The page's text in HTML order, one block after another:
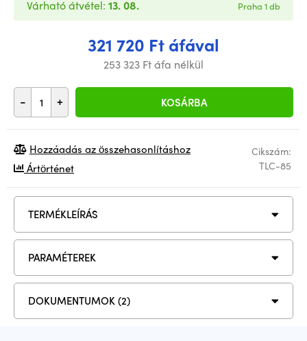
321 720 Ft áfával
253 323 Ft áfa nélkül
- + KOSÁRBA
Várható átvétel: 13. 08. Praha 1 db
Cikszám:
TLC-85
Hozzáadás az összehasonlításhoz
Ártörténet
TERMÉKLEÍRÁS
PARAMÉTEREK
DOKUMENTUMOK (2)